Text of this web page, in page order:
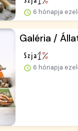
6 hónapja
Galéria /
6 hónapja